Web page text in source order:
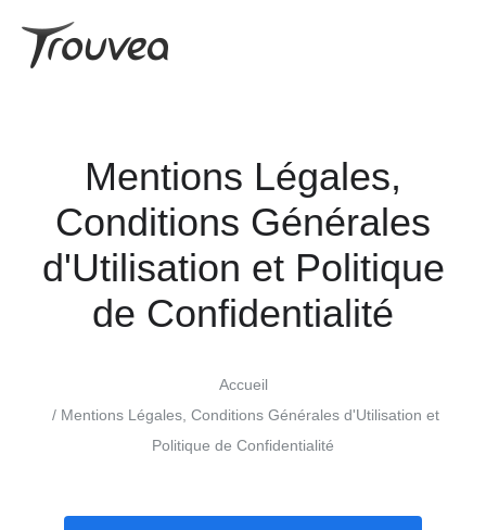
Mentions Légales,
Conditions Générales
d'Utilisation et Politique
de Confidentialité
Accueil
Mentions Légales, Conditions Générales d'Utilisation et
Politique de Confidentialité